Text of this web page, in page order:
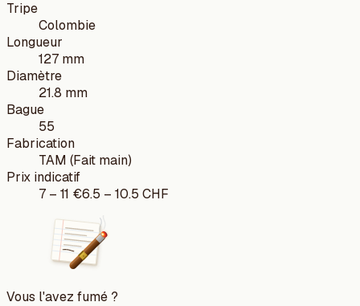
Tripe
Colombie
Longueur
127 mm
Diamètre
21.8 mm
Bague
55
Fabrication
TAM (Fait main)
Prix indicatif
7 – 11 €6.5 – 10.5 CHF
Vous l'avez fumé ?